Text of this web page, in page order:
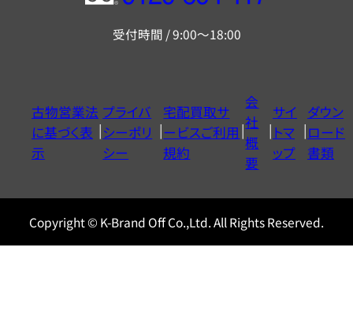
ー
ヤ
ル
0120604117
受付時間 / 9:00～18:00
古物営業法
に基づく表
示
プライバ
シーポリ
シー
宅配買取サ
ービスご利用
規約
会
社
概
要
サイ
トマ
ップ
ダウン
ロード
書類
Copyright © K-Brand Off Co.,Ltd. All Rights Reserved.